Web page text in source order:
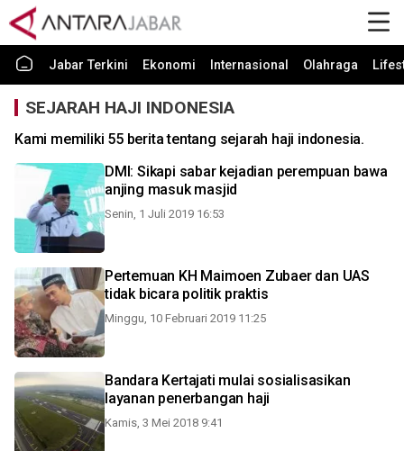
Jabar Terkini Ekonomi Internasional Olahraga
SEJARAH HAJI INDONESIA
Kami memiliki 55 berita tentang sejarah haji indonesia.
DMI: Sikapi sabar kejadian perempuan bawa
anjing masuk masjid
Senin, 1 Juli 2019 16:53
Pertemuan KH Maimoen Zubaer dan UAS
tidak bicara politik praktis
Minggu, 10 Februari 2019 11:25
Bandara Kertajati mulai sosialisasikan
layanan penerbangan haji
Kamis, 3 Mei 2018 9:41